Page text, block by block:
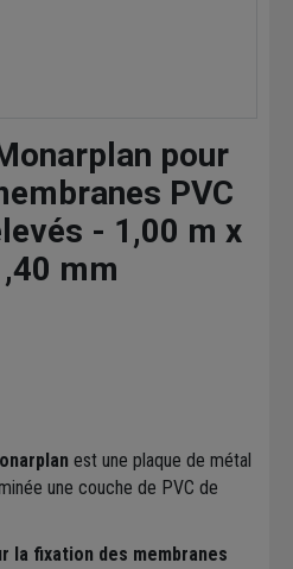
pour
PVC
- 1,00 m x
mm
est une plaque de métal
une couche de PVC de
la fixation des membranes